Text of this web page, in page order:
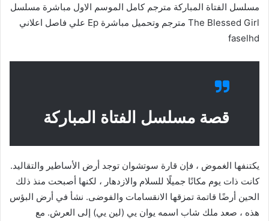
مسلسل الفتاة المباركة مترجم كامل الموسم الاول مباشرة مسلسل
The Blessed Girl مترجم وتحميل مباشرة Ep علي فاصل اعلاني
faselhd
قصة مسلسل الفتاة المباركة
يكتنفها الغموض ، فإن قارة سوتشوان توجد أرض الأساطير والتقاليد.
كانت ذات يوم مكانًا جميلًا للسلام والازدهار ، لكنها أصبحت منذ ذلك
الحين أرضًا قاتمة تمزقها الانقسامات والفوضى. نشأ في أرض البؤس
هذه ، صعد ملك شاب اسمه يوان يي (لين يي) إلى العرش. مع